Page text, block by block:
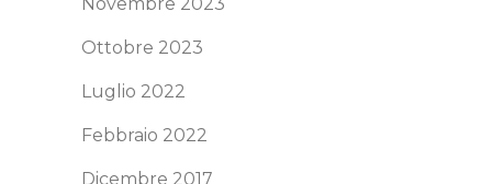
Ottobre 2023
Luglio 2022
Febbraio 2022
Dicembre 2017